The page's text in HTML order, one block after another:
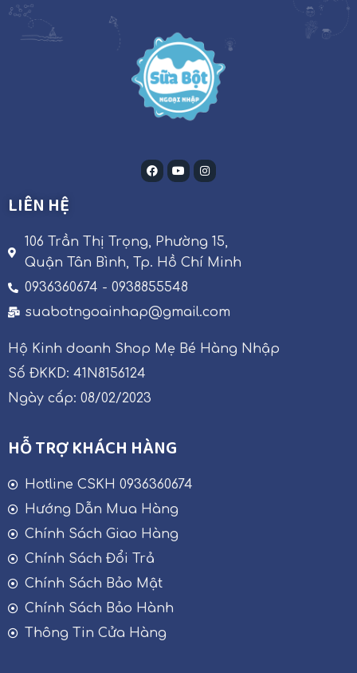
LIÊN HỆ
106 Trần Thị Trọng, Phường 15,
Quận Tân Bình, Tp. Hồ Chí Minh
0936360674 - 0938855548
suabotngoainhap@gmail.com
Hộ Kinh doanh Shop Mẹ Bé Hàng Nhập
Số ĐKKD: 41N8156124
Ngày cấp: 08/02/2023
HỖ TRỢ KHÁCH HÀNG
Hotline CSKH 0936360674
Hướng Dẫn Mua Hàng
Chính Sách Giao Hàng
Chính Sách Đổi Trả
Chính Sách Bảo Mật
Chính Sách Bảo Hành
Thông Tin Cửa Hàng